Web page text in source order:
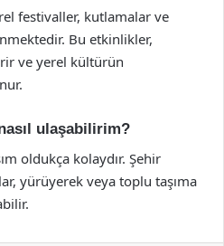
festivaller, kutlamalar ve
Bu etkinlikler,
ve yerel kültürün
ulaşabilirim?
oldukça kolaydır. Şehir
yürüyerek veya toplu taşıma